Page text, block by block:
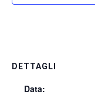
DETTAGLI
Data: